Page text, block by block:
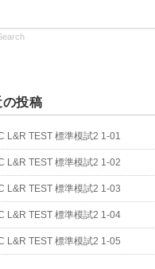
投稿
L&R TEST 標準模試2 1-01
L&R TEST 標準模試2 1-02
L&R TEST 標準模試2 1-03
L&R TEST 標準模試2 1-04
L&R TEST 標準模試2 1-05